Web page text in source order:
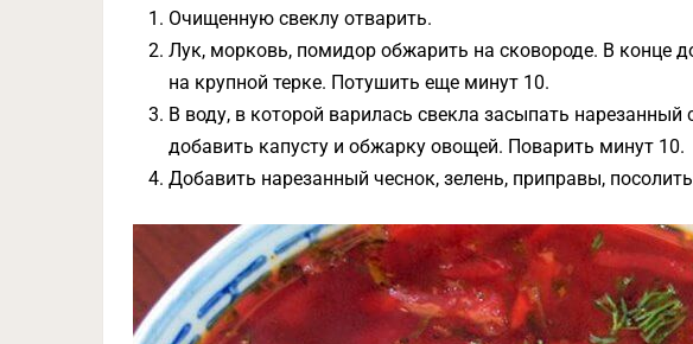
Очищенную свеклу отварить.
Лук, морковь, помидор обжарить на сковороде. В конце
на крупной терке. Потушить еще минут 10.
В воду, в которой варилась свекла засыпать
добавить капусту и обжарку овощей. Поварить минут 10.
Добавить нарезанный чеснок, зелень, приправы,